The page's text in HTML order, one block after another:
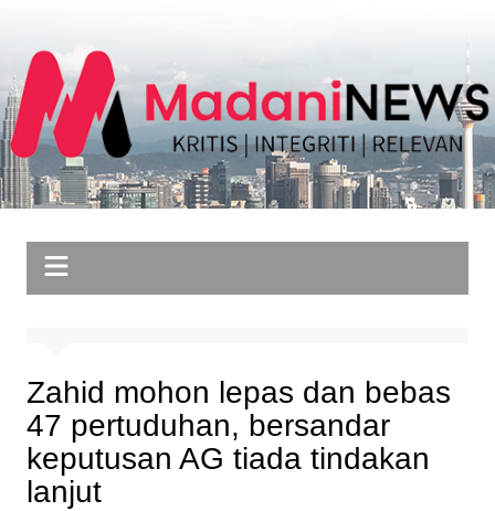
content
Zahid mohon lepas dan bebas
47 pertuduhan, bersandar
keputusan AG tiada tindakan
lanjut